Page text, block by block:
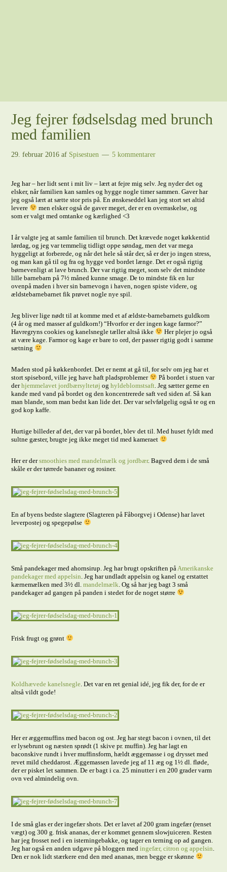
Jeg fejrer fødselsdag med brunch
med familien
29. februar 2016 af Spisestuen 5 kommentarer
Jeg har – her lidt sent i mit liv – lært at fejre mig selv. Jeg nyder det og
elsker, når familien kan samles og hygge nogle timer sammen. Gaver har
jeg også lært at sætte stor pris på. En ønskeseddel kan jeg stort set altid
levere
men elsker også de gaver meget, der er en overraskelse, og
som er valgt med omtanke og kærlighed <3
I år valgte jeg at samle familien til brunch. Det krævede noget køkkentid
lørdag, og jeg var temmelig tidligt oppe søndag, men det var mega
hyggeligt at forberede, og når det hele så står der, så er der jo ingen stress,
og man kan gå til og fra og hygge ved bordet længe. Det er også rigtig
børnevenligt at lave brunch. Der var rigtig meget, som selv det mindste
lille barnebarn på 7½ måned kunne smage. De to mindste fik en lur
ovenpå maden i hver sin barnevogn i haven, nogen spiste videre, og
ældstebarnebarnet fik prøvet nogle nye spil.
Jeg bliver lige nødt til at komme med et af ældste-barnebarnets guldkorn
(4 år og med masser af guldkorn!) “Hvorfor er der ingen kage farmor?”
Havregryns cookies og kanelsnegle tæller altså ikke
Her plejer jo også
at være kage. Farmor og kage er bare to ord, der passer rigtig godt i samme
sætning
Maden stod på køkkenbordet. Det er nemt at gå til, for selv om jeg har et
stort spisebord, ville jeg have haft pladsproblemer
På bordet i stuen var
derhjemmelavet jordbærsyltetøj oghyldeblomstsaft. Jeg sætter gerne en
kande med vand på bordet og den koncentrerede saft ved siden af. Så kan
man blande, som man bedst kan lide det. Der var selvfølgelig også te og en
god kop kaffe.
Hurtige billeder af det, der var på bordet, blev det til. Med huset fyldt med
sultne gæster, brugte jeg ikke meget tid med kameraet
Her er dersmoothies med mandelmælk og jordbær. Bagved dem i de små
skåle er der tørrede bananer og rosiner.
En af byens bedste slagtere (Slagteren på Fåborgvej i Odense) har lavet
leverpostej og spegepølse
Små pandekager med ahornsirup. Jeg har brugt opskriften påAmerikanske
pandekager med appelsin. Jeg har undladt appelsin og kanel og erstattet
kærnemælken med 3½ dl.mandelmælk. Og så har jeg bagt 3 små
pandekager ad gangen på panden i stedet for de noget større
Frisk frugt og grønt
Koldhævede kanelsnegle. Det var en ret genial idé, jeg fik der, for de er
altså vildt gode!
Her er æggemuffins med bacon og ost. Jeg har stegt bacon i ovnen, til det
er lysebrunt og næsten sprødt (1 skive pr. muffin). Jeg har lagt en
baconskive rundt i hver muffinsform, hældt æggemasse i og drysset med
revet mild cheddarost. Æggemassen lavede jeg af 11 æg og 1½ dl. fløde,
der er pisket let sammen. De er bagt i ca. 25 minutter i en 200 grader varm
ovn ved almindelig ovn.
I de små glas er der ingefær shots. Det er lavet af 200 gram ingefær (renset
vægt) og 300 g. frisk ananas, der er kommet gennem slowjuiceren. Resten
har jeg frosset ned i en isterningebakke, og tager en terning op ad gangen.
Jeg har også en anden udgave på bloggen medingefær, citron og appelsin.
Den er nok lidt stærkere end den med ananas, men begge er skønne